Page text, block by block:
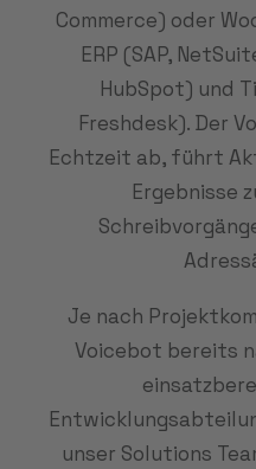
Commerce) oder
ERP (SAP,
HubSpot) und
Freshdesk). Der
Echtzeit ab, führt
Ergebnisse
Je nach
Voicebot bereits
unser Solutions